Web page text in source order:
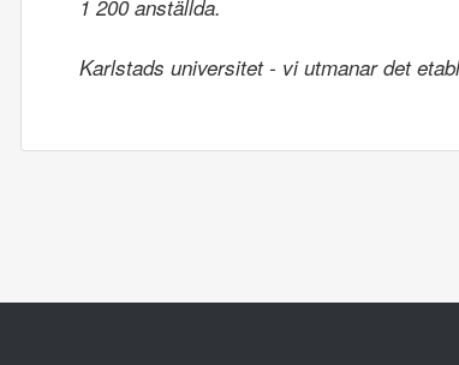
1 200 anställda.
Karlstads universitet - vi utmanar det